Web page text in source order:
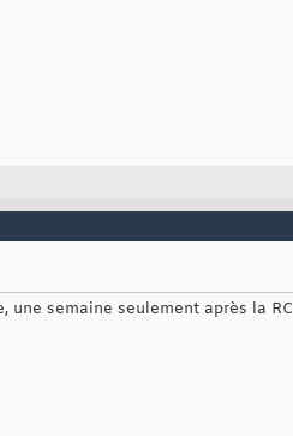
une semaine seulement après la RC